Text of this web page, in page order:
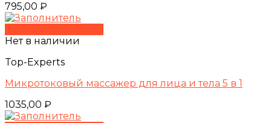
795,00 ₽
Нет в наличии
Top-Experts
Микротоковый массажер для лица и тела 5 в 1
1035,00 ₽